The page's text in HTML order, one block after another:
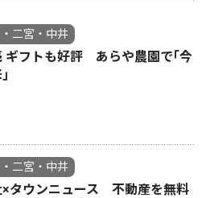
二宮・中井
ギフトも好評 あらや農園で｢今
二宮・中井
×タウンニュース 不動産を無料